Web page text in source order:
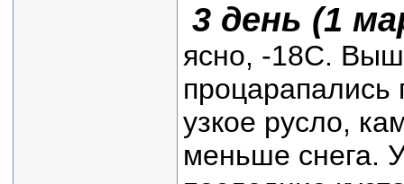
3 день (1
ясно, -18С.
узкое русло,
меньше снега.